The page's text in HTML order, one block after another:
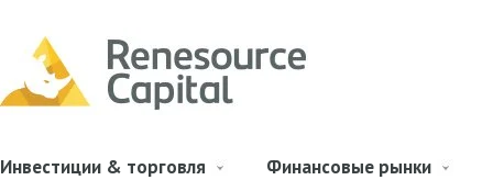
Инвестиции & торговля Финансовые рынки